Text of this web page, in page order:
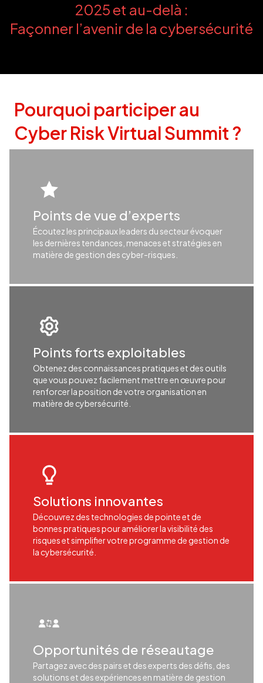
2025 et au-delà :
Façonner l’avenir de la cybersécurité
Pourquoi participer au
Cyber Risk Virtual Summit ?
Points de vue d’experts
Écoutez les principaux leaders du secteur évoquer
les dernières tendances, menaces et stratégies en
matière de gestion des cyber-risques.
Points forts exploitables
Obtenez des connaissances pratiques et des outils
que vous pouvez facilement mettre en œuvre pour
renforcer la position de votre organisation en
matière de cybersécurité.
Solutions innovantes
Découvrez des technologies de pointe et de
bonnes pratiques pour améliorer la visibilité des
risques et simplifier votre programme de gestion de
la cybersécurité.
Opportunités de réseautage
Partagez avec des pairs et des experts des défis, des
solutions et des expériences en matière de gestion